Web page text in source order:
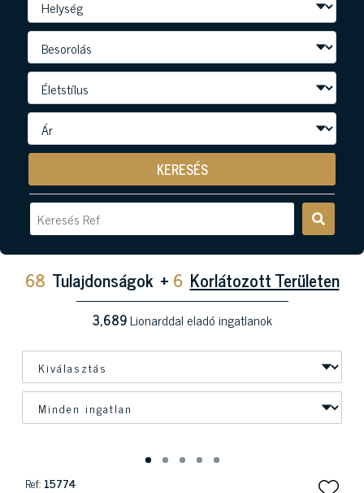
KERESÉS
68 Tulajdonságok + 6 Korlátozott Területen
3,689Lionarddal eladó ingatlanok
Ref: 15774